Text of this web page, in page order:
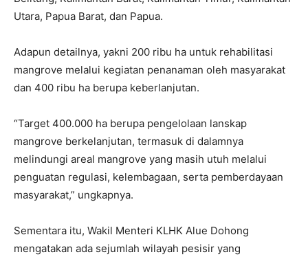
Utara, Papua Barat, dan Papua.
Adapun detailnya, yakni 200 ribu ha untuk rehabilitasi
mangrove melalui kegiatan penanaman oleh masyarakat
dan 400 ribu ha berupa keberlanjutan.
“Target 400.000 ha berupa pengelolaan lanskap
mangrove berkelanjutan, termasuk di dalamnya
melindungi areal mangrove yang masih utuh melalui
penguatan regulasi, kelembagaan, serta pemberdayaan
masyarakat,” ungkapnya.
Sementara itu, Wakil Menteri KLHK Alue Dohong
mengatakan ada sejumlah wilayah pesisir yang